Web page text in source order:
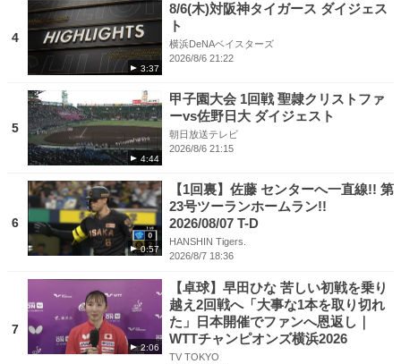
4
3:37
8/6(木)対阪神タイガース ダイジェス
ト
横浜DeNAベイスターズ
2026/8/6 21:22
5
4:44
甲子園大会 1回戦 聖隷クリストファ
ーvs佐野日大 ダイジェスト
朝日放送テレビ
2026/8/6 21:15
6
0:57
【1回裏】佐藤 センターへ一直線!! 第
23号ツーランホームラン!!
2026/08/07 T-D
HANSHIN Tigers.
2026/8/7 18:36
7
2:06
【卓球】早田ひな 苦しい初戦を乗り
越え2回戦へ「大事な1本を取り切れ
た」日本開催でファンへ恩返し｜
WTTチャンピオンズ横浜2026
TV TOKYO